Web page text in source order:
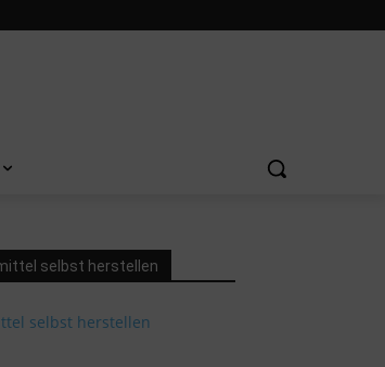
selbst herstellen
selbst herstellen